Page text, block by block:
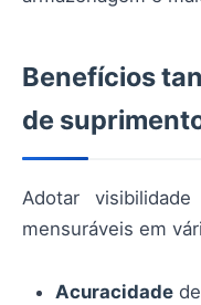
Benefícios
de
Adotar
mensuráveis em
Acuracidade